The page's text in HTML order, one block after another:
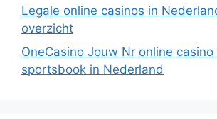
Legale online casinos in
overzicht
OneCasino Jouw Nr online casino
sportsbook in Nederland